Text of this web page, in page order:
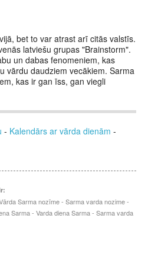
bet to var atrast arī citās valstīs.
latviešu grupas "Brainstorm".
un dabas fenomeniem, kas
vārdu daudziem vecākiem. Sarma
kas ir gan īss, gan viegli
- Kalendārs ar vārda dienām -
Sarma nozīme - Sarma varda nozime -
Sarma - Varda diena Sarma - Sarma varda